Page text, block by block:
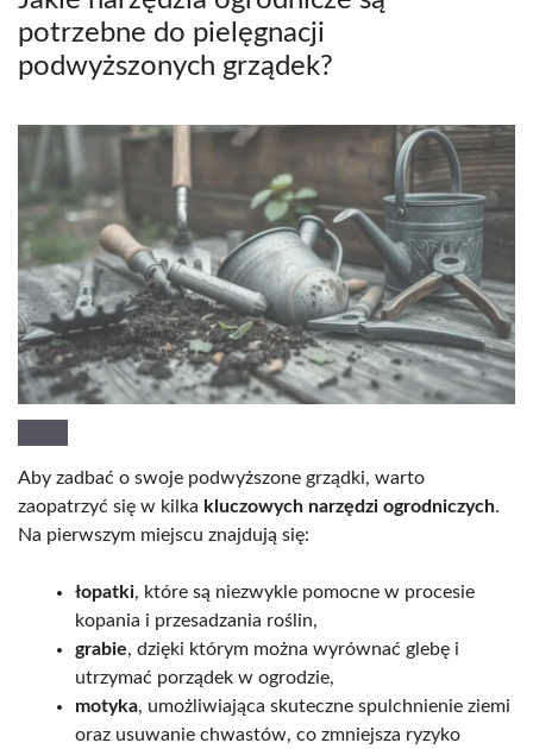
potrzebne do pielęgnacji
podwyższonych grządek?
Aby zadbać o swoje podwyższone grządki, warto
zaopatrzyć się w kilka kluczowych narzędzi ogrodniczych.
Na pierwszym miejscu znajdują się:
łopatki, które są niezwykle pomocne w procesie
kopania i przesadzania roślin,
grabie, dzięki którym można wyrównać glebę i
utrzymać porządek w ogrodzie,
motyka, umożliwiająca skuteczne spulchnienie ziemi
oraz usuwanie chwastów, co zmniejsza ryzyko